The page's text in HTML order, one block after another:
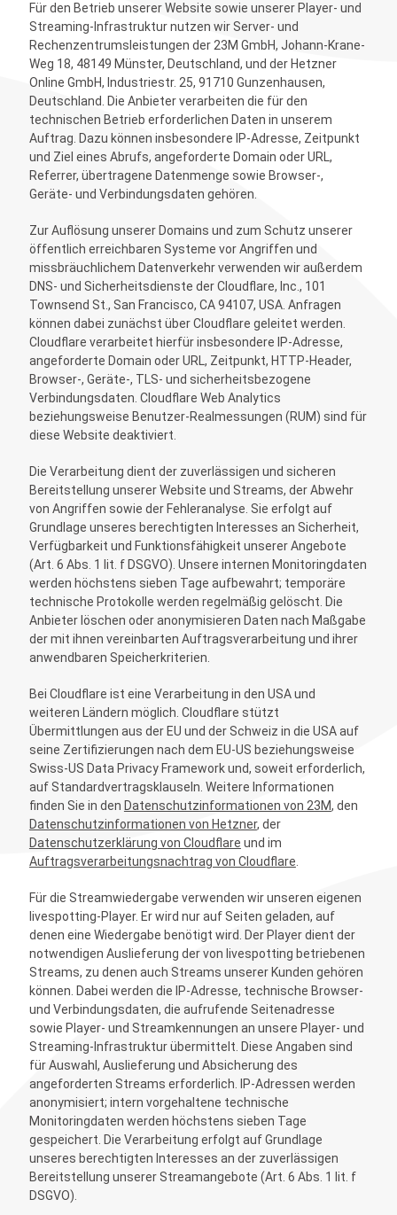
Für den Betrieb unserer Website sowie unserer Player- und
Streaming-Infrastruktur nutzen wir Server- und
Rechenzentrumsleistungen der 23M GmbH, Johann-Krane-
Weg 18, 48149 Münster, Deutschland, und der Hetzner
Online GmbH, Industriestr. 25, 91710 Gunzenhausen,
Deutschland. Die Anbieter verarbeiten die für den
technischen Betrieb erforderlichen Daten in unserem
Auftrag. Dazu können insbesondere IP-Adresse, Zeitpunkt
und Ziel eines Abrufs, angeforderte Domain oder URL,
Referrer, übertragene Datenmenge sowie Browser-,
Geräte- und Verbindungsdaten gehören.
Zur Auflösung unserer Domains und zum Schutz unserer
öffentlich erreichbaren Systeme vor Angriffen und
missbräuchlichem Datenverkehr verwenden wir außerdem
DNS- und Sicherheitsdienste der Cloudflare, Inc., 101
Townsend St., San Francisco, CA 94107, USA. Anfragen
können dabei zunächst über Cloudflare geleitet werden.
Cloudflare verarbeitet hierfür insbesondere IP-Adresse,
angeforderte Domain oder URL, Zeitpunkt, HTTP-Header,
Browser-, Geräte-, TLS- und sicherheitsbezogene
Verbindungsdaten. Cloudflare Web Analytics
beziehungsweise Benutzer-Realmessungen (RUM) sind für
diese Website deaktiviert.
Die Verarbeitung dient der zuverlässigen und sicheren
Bereitstellung unserer Website und Streams, der Abwehr
von Angriffen sowie der Fehleranalyse. Sie erfolgt auf
Grundlage unseres berechtigten Interesses an Sicherheit,
Verfügbarkeit und Funktionsfähigkeit unserer Angebote
(Art. 6 Abs. 1 lit. f DSGVO). Unsere internen Monitoringdaten
werden höchstens sieben Tage aufbewahrt; temporäre
technische Protokolle werden regelmäßig gelöscht. Die
Anbieter löschen oder anonymisieren Daten nach Maßgabe
der mit ihnen vereinbarten Auftragsverarbeitung und ihrer
anwendbaren Speicherkriterien.
Bei Cloudflare ist eine Verarbeitung in den USA und
weiteren Ländern möglich. Cloudflare stützt
Übermittlungen aus der EU und der Schweiz in die USA auf
seine Zertifizierungen nach dem EU-US beziehungsweise
Swiss-US Data Privacy Framework und, soweit erforderlich,
auf Standardvertragsklauseln. Weitere Informationen
finden Sie in den Datenschutzinformationen von 23M, den
Datenschutzinformationen von Hetzner, der
Datenschutzerklärung von Cloudflare und im
Auftragsverarbeitungsnachtrag von Cloudflare
Für die Streamwiedergabe verwenden wir unseren eigenen
livespotting-Player. Er wird nur auf Seiten geladen, auf
denen eine Wiedergabe benötigt wird. Der Player dient der
notwendigen Auslieferung der von livespotting betriebenen
Streams, zu denen auch Streams unserer Kunden gehören
können. Dabei werden die IP-Adresse, technische Browser-
und Verbindungsdaten, die aufrufende Seitenadresse
sowie Player- und Streamkennungen an unsere Player- und
Streaming-Infrastruktur übermittelt. Diese Angaben sind
für Auswahl, Auslieferung und Absicherung des
angeforderten Streams erforderlich. IP-Adressen werden
anonymisiert; intern vorgehaltene technische
Monitoringdaten werden höchstens sieben Tage
gespeichert. Die Verarbeitung erfolgt auf Grundlage
unseres berechtigten Interesses an der zuverlässigen
Bereitstellung unserer Streamangebote (Art. 6 Abs. 1 lit. f
DSGVO).